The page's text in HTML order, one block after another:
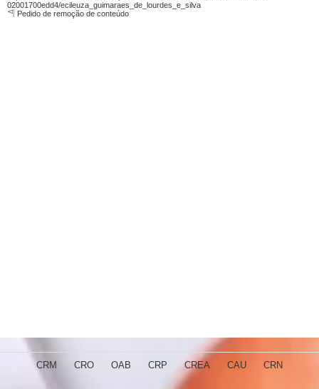
02001700edd4/ecileuza_guimaraes_de_lourdes_e_silva
Pedido de remoção de conteúdo
CRM CRO OAB CRP CREA CAU CRN